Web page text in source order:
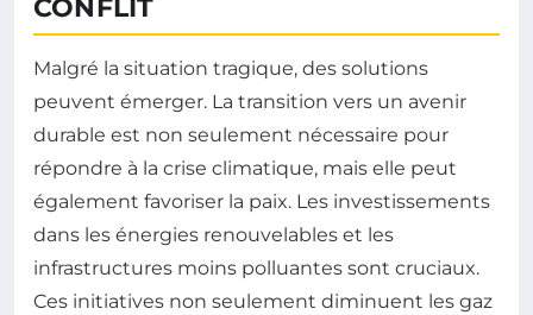
CONFLIT
Malgré la situation tragique, des solutions
peuvent émerger. La transition vers un avenir
durable est non seulement nécessaire pour
répondre à la crise climatique, mais elle peut
également favoriser la paix. Les investissements
dans les énergies renouvelables et les
infrastructures moins polluantes sont cruciaux.
Ces initiatives non seulement diminuent les gaz